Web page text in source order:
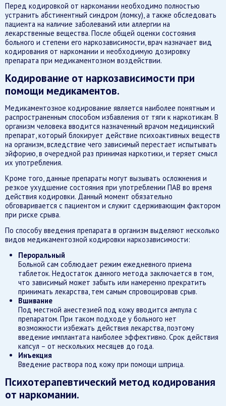
Перед кодировкой от наркомании необходимо полностью
устранить абстинентный синдром (ломку), а также обследовать
пациента на наличие заболеваний или аллергии на
лекарственные вещества. После общей оценки состояния
больного и степени его наркозависимости, врач назначает вид
кодирования от наркомании и необходимую дозировку
препарата при медикаментозном воздействии.
Кодирование от наркозависимости при
помощи медикаментов.
Медикаментозное кодирование является наиболее понятным и
распространенным способом избавления от тяги к наркотикам. В
организм человека вводится назначенный врачом медицинский
препарат, который блокирует действие психоактивных веществ
на организм, вследствие чего зависимый перестает испытывать
эйфорию, в очередной раз принимая наркотики, и теряет смысл
их употребления.
Кроме того, данные препараты могут вызывать осложнения и
резкое ухудшение состояния при употреблении ПАВ во время
действия кодировки. Данный момент обязательно
обговаривается с пациентом и служит сдерживающим фактором
при риске срыва.
По способу введения препарата в организм выделяют несколько
видов медикаментозной кодировки наркозависимости:
Пероральный
Больной сам соблюдает режим ежедневного приема
таблеток. Недостаток данного метода заключается в том,
что зависимый может забыть или намеренно прекратить
принимать лекарства, тем самым спровоцировав срыв.
Вшивание
Под местной анестезией под кожу вводится ампула с
препаратом. При таком подходе у больного нет
возможности избежать действия лекарства, поэтому
введение имплантата наиболее эффективно. Срок действия
капсул – от нескольких месяцев до года.
Инъекция
Введение раствора под кожу при помощи шприца.
Психотерапевтический метод кодирования
от наркомании.